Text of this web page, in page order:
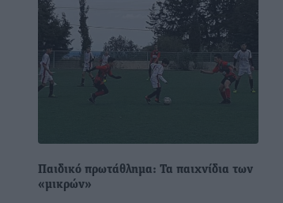
Παιδικό πρωτάθλημα: Τα παιχνίδια των
«μικρών»